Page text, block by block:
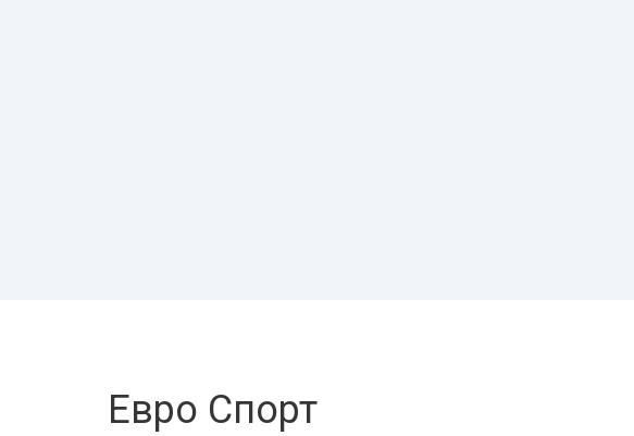
Евро Спорт